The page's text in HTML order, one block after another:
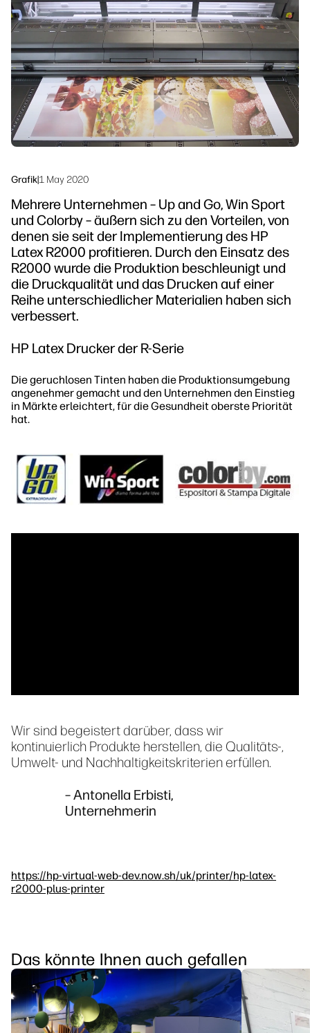
Workflow-Lösungen
Nachhaltigkeit
Grafik|1 May 2020
Mehrere Unternehmen – Up and Go, Win Sport
und Colorby – äußern sich zu den Vorteilen, von
denen sie seit der Implementierung des HP
Latex R2000 profitieren. Durch den Einsatz des
R2000 wurde die Produktion beschleunigt und
die Druckqualität und das Drucken auf einer
Reihe unterschiedlicher Materialien haben sich
verbessert.
HP Latex Drucker der R-Serie
Die geruchlosen Tinten haben die Produktionsumgebung
angenehmer gemacht und den Unternehmen den Einstieg
in Märkte erleichtert, für die Gesundheit oberste Priorität
hat.
Wir sind begeistert darüber, dass wir
kontinuierlich Produkte herstellen, die Qualitäts-,
Umwelt- und Nachhaltigkeitskriterien erfüllen.
– Antonella Erbisti,
Unternehmerin
https://hp-virtual-web-dev.now.sh/uk/printer/hp-latex-
r2000-plus-printer
Das könnte Ihnen auch gefallen